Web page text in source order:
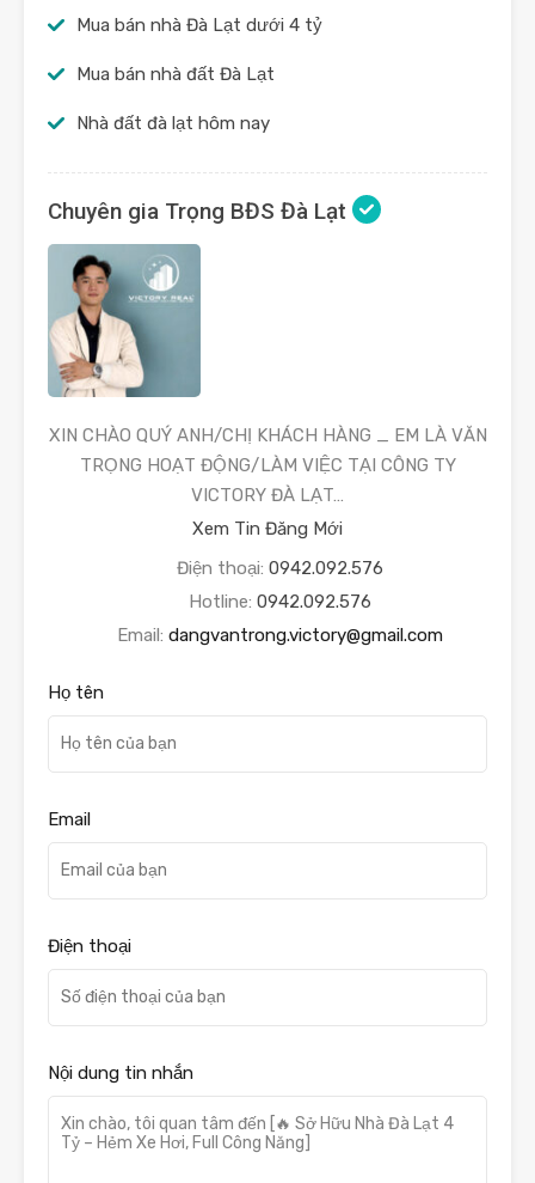
Mua bán nhà Đà Lạt dưới 4 tỷ
Mua bán nhà đất Đà Lạt
Nhà đất đà lạt hôm nay
Chuyên gia Trọng BĐS Đà Lạt
XIN CHÀO QUÝ ANH/CHỊ KHÁCH HÀNG _ EM LÀ VĂN
TRỌNG HOẠT ĐỘNG/LÀM VIỆC TẠI CÔNG TY
VICTORY ĐÀ LẠT…
Xem Tin Đăng Mới
Điện thoại: 0942.092.576
Hotline: 0942.092.576
Email: dangvantrong.victory@gmail.com
Họ tên
Email
Điện thoại
Nội dung tin nhắn